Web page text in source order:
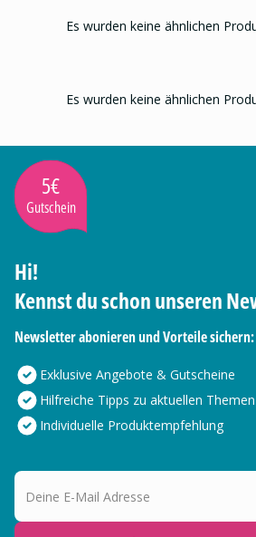
Es wurden keine ähnlichen
Es wurden keine ähnlichen
5€
Gutschein
Hi!
Kennst du schon unseren
Newsletter abonieren und Vorteile sichern:
Exklusive Angebote & Gutscheine
Hilfreiche Tipps zu aktuellen Themen
Individuelle Produktempfehlung
Deine E-Mail Adresse